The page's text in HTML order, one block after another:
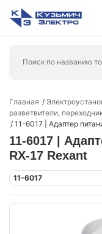
Главная
разветвители,
11-6017 | Адаптер
11-6017 |
RX-17 Rexant
11-6017